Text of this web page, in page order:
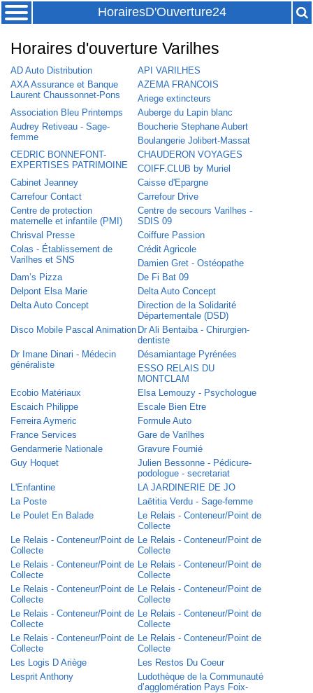
HorairesD'Ouverture24
Horaires d'ouverture Varilhes
AD Auto Distribution
API VARILHES
AXA Assurance et Banque
Laurent Chaussonnet-Pons
AZEMA FRANCOIS
Ariege extincteurs
Association Bleu Printemps
Auberge du Lapin blanc
Audrey Retiveau - Sage-
femme
Boucherie Stephane Aubert
Boulangerie Jolibert-Massat
CEDRIC BONNEFONT-
EXPERTISES PATRIMOINE
CHAUDERON VOYAGES
COIFF.CLUB by Muriel
Cabinet Jeanney
Caisse d'Epargne
Carrefour Contact
Carrefour Drive
Centre de protection
maternelle et infantile (PMI)
Centre de secours Varilhes -
SDIS 09
Chrisval Presse
Coiffure Passion
Colas - Établissement de
Varilhes et SNS
Crédit Agricole
Damien Gret - Ostéopathe
Dam’s Pizza
De Fi Bat 09
Delpont Elsa Marie
Delta Auto Concept
Delta Auto Concept
Direction de la Solidarité
Départementale (DSD)
Disco Mobile Pascal Animation Dr Ali Bentaiba - Chirurgien-
dentiste
Dr Imane Dinari - Médecin
généraliste
Désamiantage Pyrénées
ESSO RELAIS DU
MONTCLAM
Ecobio Matériaux
Elsa Lemouzy - Psychologue
Escaich Philippe
Escale Bien Etre
Ferreira Aymeric
Formule Auto
France Services
Gare de Varilhes
Gendarmerie Nationale
Gravure Fournié
Guy Hoquet
Julien Bessonne - Pédicure-
podologue - secretariat
L'Enfantine
LA JARDINERIE DE JO
La Poste
Laëtitia Verdu - Sage-femme
Le Poulet En Balade
Le Relais - Conteneur/Point de
Collecte
Le Relais - Conteneur/Point de
Collecte
Le Relais - Conteneur/Point de
Collecte
Le Relais - Conteneur/Point de
Collecte
Le Relais - Conteneur/Point de
Collecte
Le Relais - Conteneur/Point de
Collecte
Le Relais - Conteneur/Point de
Collecte
Le Relais - Conteneur/Point de
Collecte
Le Relais - Conteneur/Point de
Collecte
Le Relais - Conteneur/Point de
Collecte
Le Relais - Conteneur/Point de
Collecte
Les Logis D Ariège
Les Restos Du Coeur
Lesprit Anthony
Ludothèque de la Communauté
d’agglomération Pays Foix-